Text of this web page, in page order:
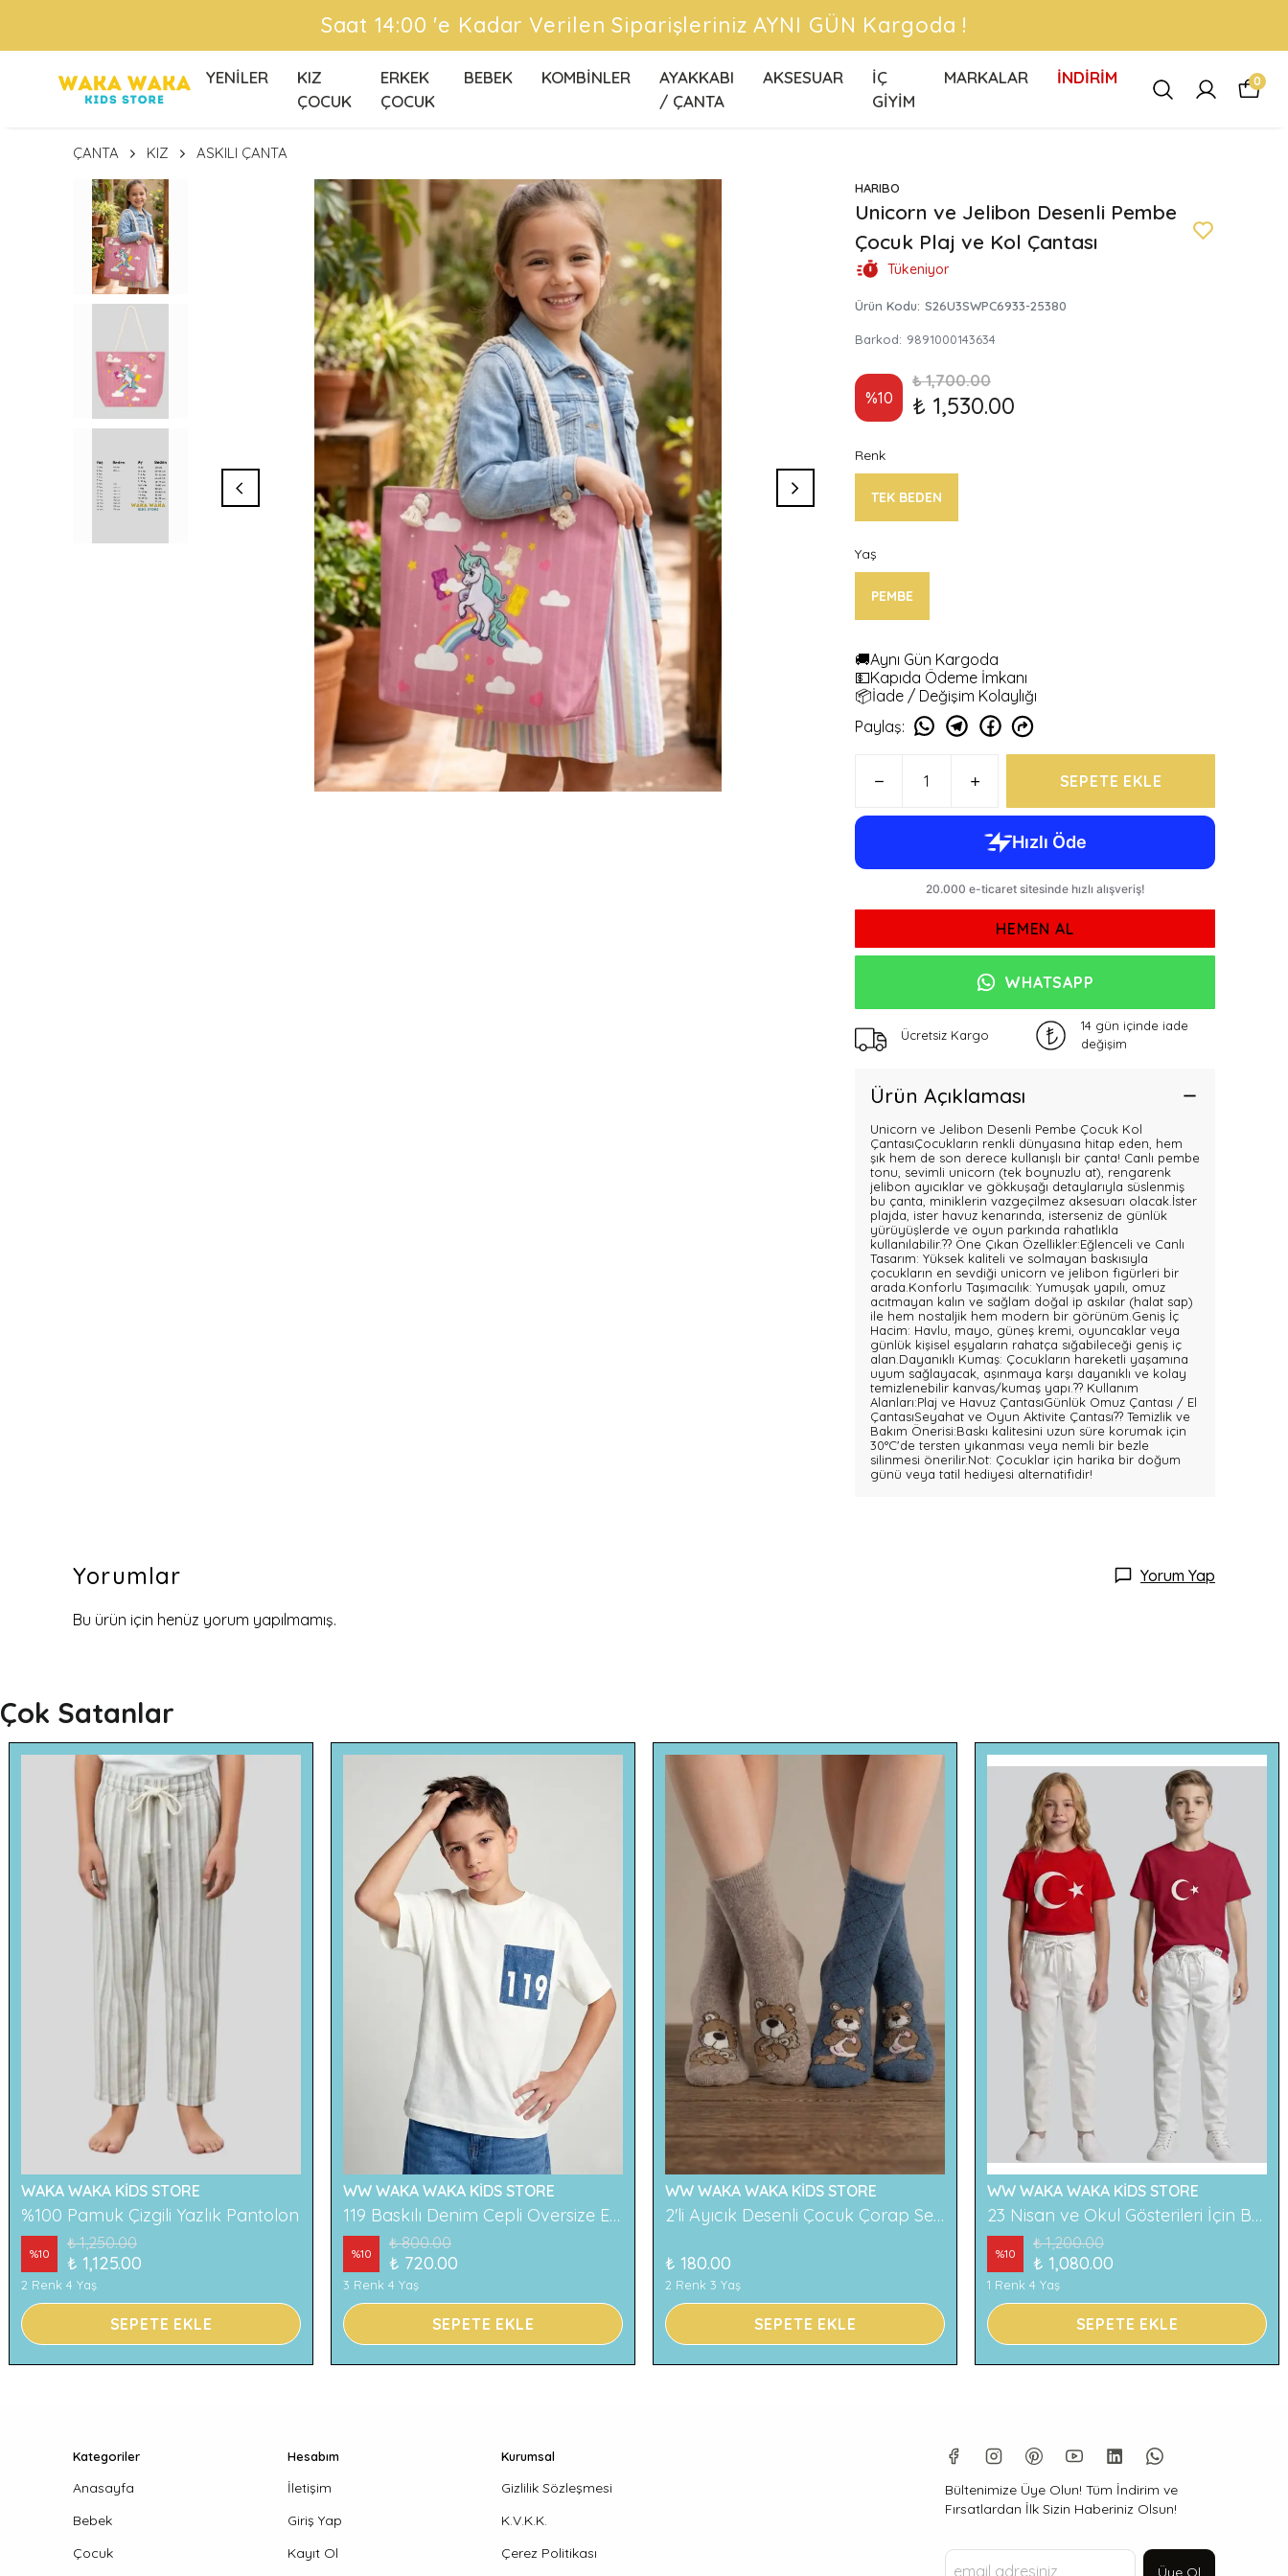
Saat 14:00 'e Kadar Verilen Siparişleriniz AYNI GÜN Kargoda !
YENİLER
KIZ
ÇOCUK
ERKEK
ÇOCUK
BEBEK KOMBİNLER
AYAKKABI
/ ÇANTA
AKSESUAR
İÇ
GİYİM
MARKALAR İNDİRİM 0
ÇANTA KIZ ASKILI ÇANTA
HARIBO
Unicorn ve Jelibon Desenli Pembe
Çocuk Plaj ve Kol Çantası
Tükeniyor
Ürün Kodu: S26U3SWPC6933-25380
Barkod: 9891000143634
%10
₺ 1,700.00
₺ 1,530.00
Renk
TEK BEDEN
Yaş
PEMBE
🚚Aynı Gün Kargoda
💵Kapıda Ödeme İmkanı
📦İade / Değişim Kolaylığı
Paylaş:
SEPETE EKLE
HEMEN AL
WHATSAPP
Ücretsiz Kargo
14 gün içinde iade
değişim
Ürün Açıklaması
Unicorn ve Jelibon Desenli Pembe Çocuk Kol
ÇantasıÇocukların renkli dünyasına hitap eden, hem
şık hem de son derece kullanışlı bir çanta! Canlı pembe
tonu, sevimli unicorn (tek boynuzlu at), rengarenk
jelibon ayıcıklar ve gökkuşağı detaylarıyla süslenmiş
bu çanta, miniklerin vazgeçilmez aksesuarı olacak.İster
plajda, ister havuz kenarında, isterseniz de günlük
yürüyüşlerde ve oyun parkında rahatlıkla
kullanılabilir.?? Öne Çıkan Özellikler:Eğlenceli ve Canlı
Tasarım: Yüksek kaliteli ve solmayan baskısıyla
çocukların en sevdiği unicorn ve jelibon figürleri bir
arada.Konforlu Taşımacılık: Yumuşak yapılı, omuz
acıtmayan kalın ve sağlam doğal ip askılar (halat sap)
ile hem nostaljik hem modern bir görünüm.Geniş İç
Hacim: Havlu, mayo, güneş kremi, oyuncaklar veya
günlük kişisel eşyaların rahatça sığabileceği geniş iç
alan.Dayanıklı Kumaş: Çocukların hareketli yaşamına
uyum sağlayacak, aşınmaya karşı dayanıklı ve kolay
temizlenebilir kanvas/kumaş yapı.?? Kullanım
Alanları:Plaj ve Havuz ÇantasıGünlük Omuz Çantası / El
ÇantasıSeyahat ve Oyun Aktivite Çantası?? Temizlik ve
Bakım Önerisi:Baskı kalitesini uzun süre korumak için
30°C'de tersten yıkanması veya nemli bir bezle
silinmesi önerilir.Not: Çocuklar için harika bir doğum
günü veya tatil hediyesi alternatifidir!
Yorumlar Yorum Yap
Bu ürün için henüz yorum yapılmamış.
Çok Satanlar
WAKA WAKA KİDS STORE
%100 Pamuk Çizgili Yazlık Pantolon
%10
₺ 1,250.00
₺ 1,125.00
2 Renk 4 Yaş
SEPETE EKLE
WW WAKA WAKA KİDS STORE
119 Baskılı Denim Cepli Oversize Erkek Çocuk Tişört
%10
₺ 800.00
₺ 720.00
3 Renk 4 Yaş
SEPETE EKLE
WW WAKA WAKA KİDS STORE
2'li Ayıcık Desenli Çocuk Çorap Seti Renkli ve Eğlenceli Desenler Rahat ve Yumuşak Kumaş
₺ 180.00
2 Renk 3 Yaş
SEPETE EKLE
WW WAKA WAKA KİDS STORE
23 Nisan ve Okul Gösterileri İçin Beyaz Çocuk Pantolonu
%10
₺ 1,200.00
₺ 1,080.00
1 Renk 4 Yaş
SEPETE EKLE
Kategoriler
Anasayfa
Bebek
Çocuk
Hesabım
İletişim
Giriş Yap
Kayıt Ol
Kurumsal
Gizlilik Sözleşmesi
K.V.K.K.
Çerez Politikası
Bültenimize Üye Olun! Tüm İndirim ve
Fırsatlardan İlk Sizin Haberiniz Olsun!
Üye Ol